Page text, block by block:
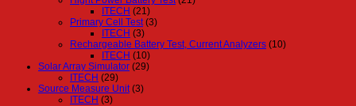
ITECH (21)
Primary Cell Test (3)
ITECH (3)
Rechargeable Battery Test, Current Analyzers (10)
ITECH (10)
Solar Array Simulator (29)
ITECH (29)
Source Measure Unit (3)
ITECH (3)